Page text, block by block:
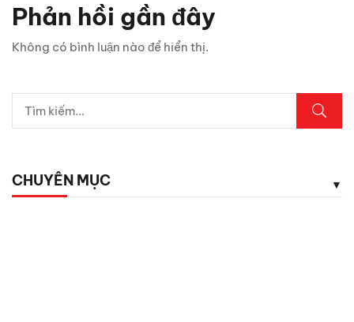
Chỉ 1 sợi cáp, Android Box Santek ST830 lột xác hoàn
toàn màn hình zin ô tô!
5 vị trí trên ô tô cần kiểm tra ngay sau mưa lớn
Top dụng cụ cứu hộ mọi tài xế cần có phòng khi hết ắc
Phản hồi gần đây
Không có bình luận nào để hiển thị.
CHUYÊN MỤC